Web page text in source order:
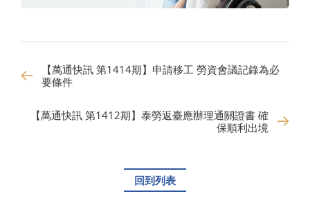
【萬通快訊 第1414期】申請移工 勞資會議記錄為必
要條件
【萬通快訊 第1412期】泰勞返臺應辦理通關證書 確
保順利出境
回到列表